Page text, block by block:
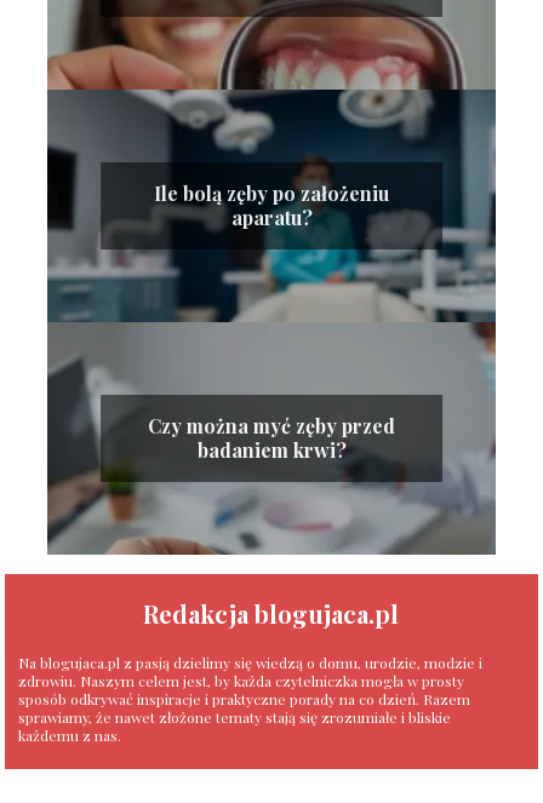
Ile bolą zęby po założeniu
aparatu?
Czy można myć zęby przed
badaniem krwi?
Redakcja blogujaca.pl
Na blogujaca.pl z pasją dzielimy się wiedzą o domu, urodzie, modzie i
zdrowiu. Naszym celem jest, by każda czytelniczka mogła w prosty
sposób odkrywać inspiracje i praktyczne porady na co dzień. Razem
sprawiamy, że nawet złożone tematy stają się zrozumiałe i bliskie
każdemu z nas.